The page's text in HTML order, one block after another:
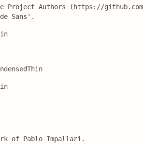
Project Authors (https://
Sans'.
of Pablo Impallari.